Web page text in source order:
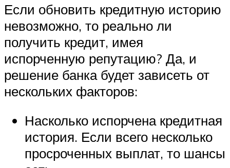
Если обновить кредитную историю
невозможно, то реально ли
получить кредит, имея
испорченную репутацию? Да, и
решение банка будет зависеть от
нескольких факторов:
Насколько испорчена кредитная
история. Если всего несколько
просроченных выплат, то шансы